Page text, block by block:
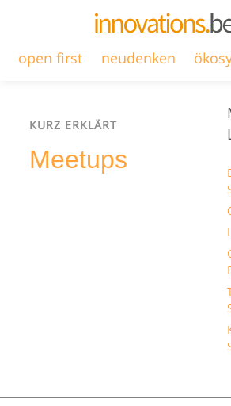
open first neudenken
KURZ ERKLÄRT
Meetups